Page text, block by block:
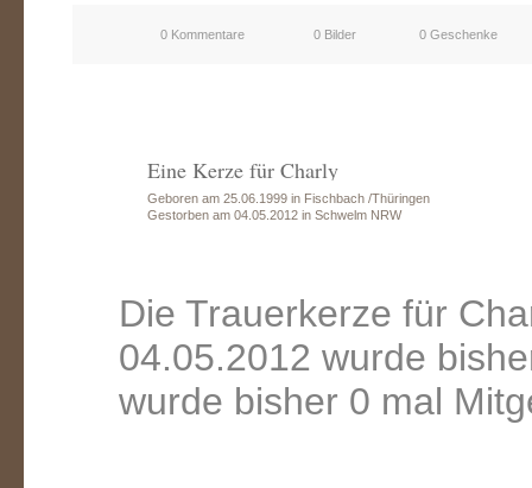
0 Kommentare 0 Bilder 0 Geschenke
Eine Kerze für Charly
Geboren am 25.06.1999 in Fischbach /Thüringen
Gestorben am 04.05.2012 in Schwelm NRW
Die Trauerkerze für
04.05.2012 wurde
wurde bisher 0 mal